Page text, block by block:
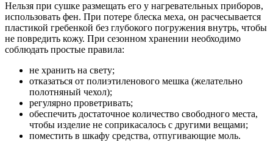
Нельзя при сушке размещать его у нагревательных приборов,
использовать фен. При потере блеска меха, он расчесывается
пластикой гребенкой без глубокого погружения внутрь, чтобы
не повредить кожу. При сезонном хранении необходимо
соблюдать простые правила:
не хранить на свету;
отказаться от полиэтиленового мешка (желательно
полотняный чехол);
регулярно проветривать;
обеспечить достаточное количество свободного места,
чтобы изделие не соприкасалось с другими вещами;
поместить в шкафу средства, отпугивающие моль.